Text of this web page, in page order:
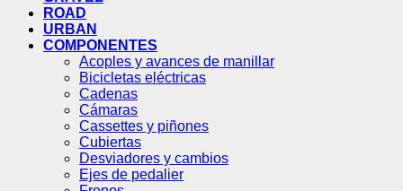
ROAD
URBAN
COMPONENTES
Acoples y avances de manillar
Bicicletas eléctricas
Cadenas
Cámaras
Cassettes y piñones
Cubiertas
Desviadores y cambios
Ejes de pedalier